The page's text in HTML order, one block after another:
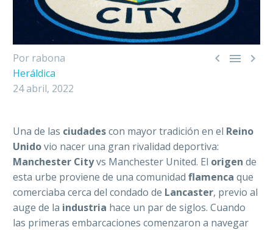
  
Por rabona
Heráldica
24 abril, 2022
Una de las ciudadescon mayor tradición en el Reino
Unidovio nacer una gran rivalidad deportiva:
Manchester Cityvs Manchester United. El origen de
esta urbe proviene de una comunidad flamenca que
comerciaba cerca del condado de Lancaster, previo al
auge de la industria hace un par de siglos. Cuando
las primeras embarcaciones comenzaron a navegar